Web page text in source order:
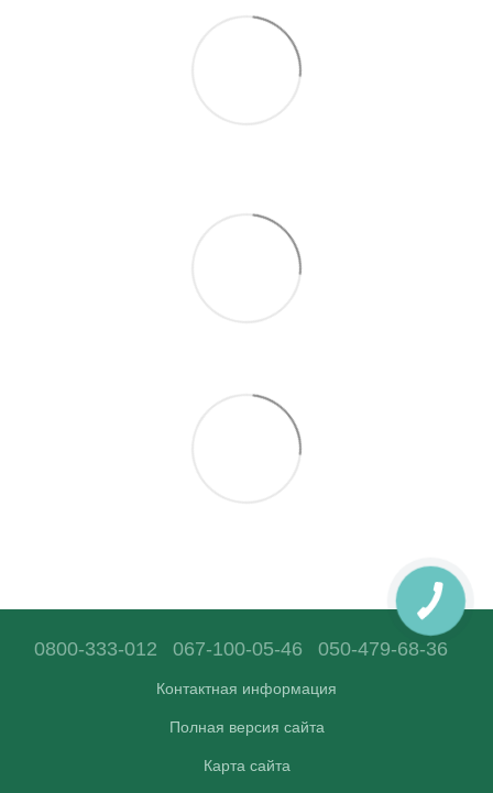
0800-333-012 067-100-05-46 050-479-68-36
Контактная информация
Полная версия сайта
Карта сайта